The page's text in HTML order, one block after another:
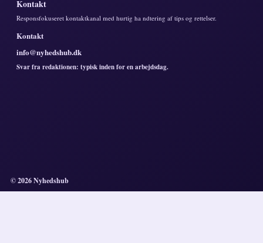
Kontakt
Responsfokuseret kontaktkanal med hurtig ha ndtering af tips og rettelser.
Kontakt
info@nyhedshub.dk
Svar fra redaktionen: typisk inden for en arbejdsdag.
© 2026 Nyhedshub